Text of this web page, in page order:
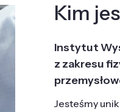
Kim
Instytut
z zakresu
Jesteśmy